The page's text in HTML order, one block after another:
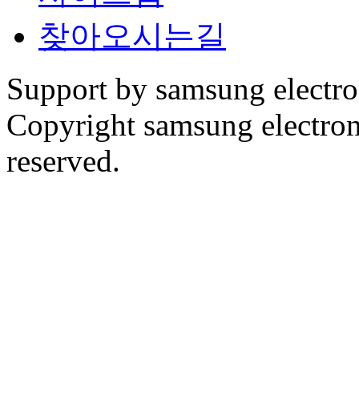
찾아오시는길
Support by samsung
Copyright samsung
reserved.